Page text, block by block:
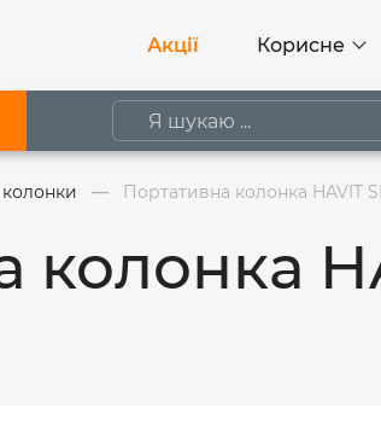
Акції Корисне
Портативна колонка HAVIT
колонка